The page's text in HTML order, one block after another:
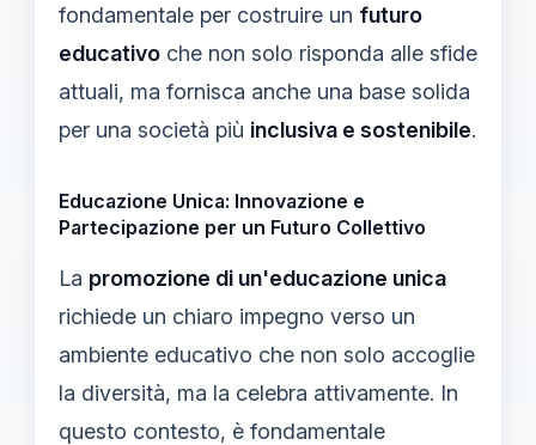
fondamentale per costruire un futuro
educativo che non solo risponda alle sfide
attuali, ma fornisca anche una base solida
per una società più inclusiva e sostenibile.
Educazione Unica: Innovazione e
Partecipazione per un Futuro Collettivo
La promozione di un'educazione unica
richiede un chiaro impegno verso un
ambiente educativo che non solo accoglie
la diversità, ma la celebra attivamente. In
questo contesto, è fondamentale